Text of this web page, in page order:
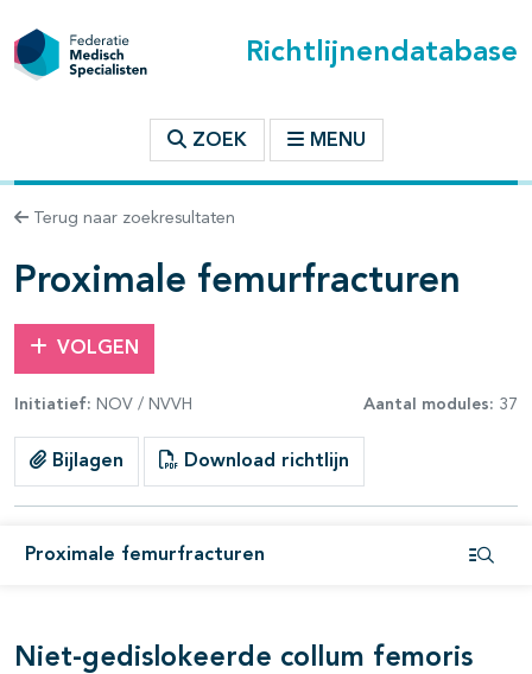
Richtlijnendatabase
ZOEK MENU
Terug naar zoekresultaten
Proximale femurfracturen
VOLGEN
Initiatief: NOV / NVVH Aantal modules: 37
Bijlagen Download richtlijn
Proximale femurfracturen
binnen deze richtlijn
open- en dichtklappen
open- en dichtklappen
open- en dichtklappen
open- en dichtklappen
Niet-gedislokeerde collum femoris